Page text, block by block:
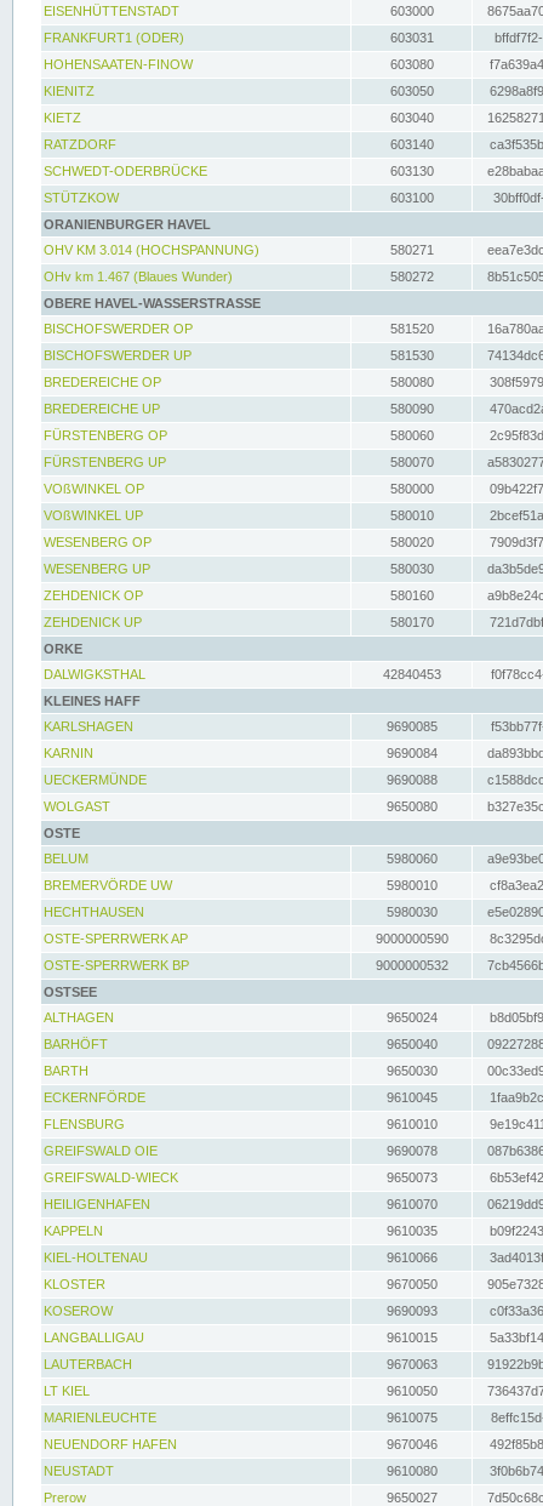
EISENHÜTTENSTADT
603000
FRANKFURT1 (ODER)
603031
HOHENSAATEN-FINOW
603080
KIENITZ
603050
KIETZ
603040
RATZDORF
603140
SCHWEDT-ODERBRÜCKE
603130
STÜTZKOW
603100
ORANIENBURGER HAVEL
OHV KM 3.014 (HOCHSPANNUNG)
580271
OHv km 1.467 (Blaues Wunder)
580272
OBERE HAVEL-WASSERSTRASSE
BISCHOFSWERDER OP
581520
BISCHOFSWERDER UP
581530
BREDEREICHE OP
580080
BREDEREICHE UP
580090
FÜRSTENBERG OP
580060
FÜRSTENBERG UP
580070
VOßWINKEL OP
580000
VOßWINKEL UP
580010
WESENBERG OP
580020
WESENBERG UP
580030
ZEHDENICK OP
580160
ZEHDENICK UP
580170
ORKE
DALWIGKSTHAL
42840453
KLEINES HAFF
KARLSHAGEN
9690085
KARNIN
9690084
UECKERMÜNDE
9690088
WOLGAST
9650080
OSTE
BELUM
5980060
BREMERVÖRDE UW
5980010
HECHTHAUSEN
5980030
OSTE-SPERRWERK AP
9000000590
OSTE-SPERRWERK BP
9000000532
OSTSEE
ALTHAGEN
9650024
BARHÖFT
9650040
BARTH
9650030
ECKERNFÖRDE
9610045
FLENSBURG
9610010
GREIFSWALD OIE
9690078
GREIFSWALD-WIECK
9650073
HEILIGENHAFEN
9610070
KAPPELN
9610035
KIEL-HOLTENAU
9610066
KLOSTER
9670050
KOSEROW
9690093
LANGBALLIGAU
9610015
LAUTERBACH
9670063
LT KIEL
9610050
MARIENLEUCHTE
9610075
NEUENDORF HAFEN
9670046
NEUSTADT
9610080
Prerow
9650027